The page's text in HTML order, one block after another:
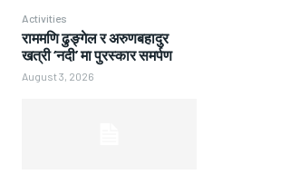
Activities
राममणि ढुङ्गेल र अरुणबहादुर
खत्री ‘नदी’ मा पुरस्कार समर्पण
August 3, 2026